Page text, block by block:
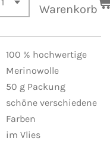
Warenkorb
100 % hochwertige
Merinowolle
50 g Packung
schöne verschiedene
Farben
im Vlies